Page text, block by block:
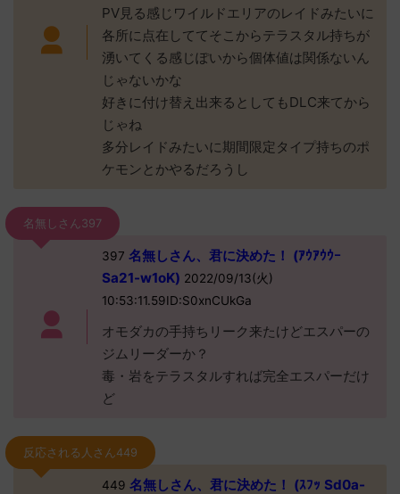
PV見る感じワイルドエリアのレイドみたいに
各所に点在しててそこからテラスタル持ちが
湧いてくる感じぽいから個体値は関係ないん
じゃないかな
好きに付け替え出来るとしてもDLC来てから
じゃね
多分レイドみたいに期間限定タイプ持ちのポ
ケモンとかやるだろうし
名無しさん397
397 名無しさん、君に決めた！ (ｱｳｱｳｳｰ
Sa21-w1oK) 2022/09/13(火)
10:53:11.59ID:S0xnCUkGa
オモダカの手持ちリーク来たけどエスパーの
ジムリーダーか？
毒・岩をテラスタルすれば完全エスパーだけ
ど
反応される人さん449
449 名無しさん、君に決めた！ (ｽﾌｯ Sd0a-